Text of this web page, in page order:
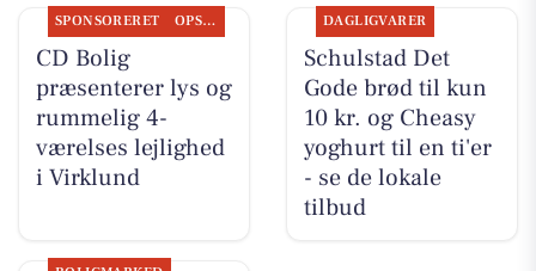
SPONSORERET OPSLAGSTAVLEN
CD Bolig
præsenterer lys og
rummelig 4-
værelses lejlighed
i Virklund
DAGLIGVARER
Schulstad Det
Gode brød til kun
10 kr. og Cheasy
yoghurt til en ti'er
- se de lokale
tilbud